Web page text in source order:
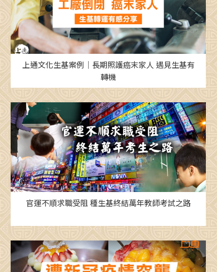
上通文化生基案例｜長期照護癌末家人 遇見生基有
轉機
官運不順求職受阻 種生基終結萬年教師考試之路